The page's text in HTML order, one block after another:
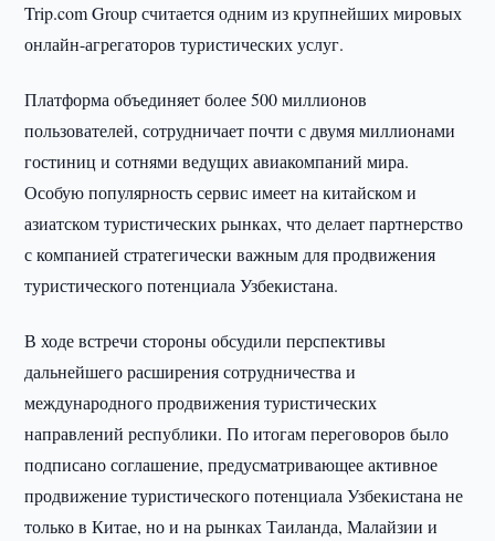
Trip.com Group считается одним из крупнейших мировых
онлайн-агрегаторов туристических услуг.
Платформа объединяет более 500 миллионов
пользователей, сотрудничает почти с двумя миллионами
гостиниц и сотнями ведущих авиакомпаний мира.
Особую популярность сервис имеет на китайском и
азиатском туристических рынках, что делает партнерство
с компанией стратегически важным для продвижения
туристического потенциала Узбекистана.
В ходе встречи стороны обсудили перспективы
дальнейшего расширения сотрудничества и
международного продвижения туристических
направлений республики. По итогам переговоров было
подписано соглашение, предусматривающее активное
продвижение туристического потенциала Узбекистана не
только в Китае, но и на рынках Таиланда, Малайзии и